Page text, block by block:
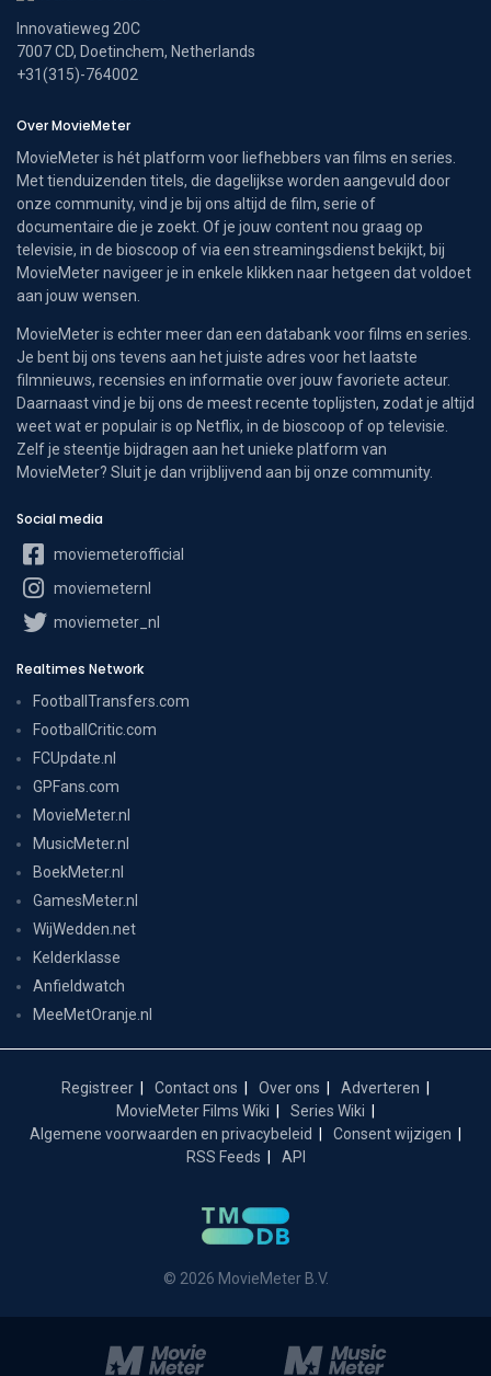
Innovatieweg 20C
7007 CD, Doetinchem, Netherlands
+31(315)-764002
Over MovieMeter
MovieMeter is hét platform voor liefhebbers van films en series.
Met tienduizenden titels, die dagelijkse worden aangevuld door
onze community, vind je bij ons altijd de film, serie of
documentaire die je zoekt. Of je jouw content nou graag op
televisie, in de bioscoop of via een streamingsdienst bekijkt, bij
MovieMeter navigeer je in enkele klikken naar hetgeen dat voldoet
aan jouw wensen.
MovieMeter is echter meer dan een databank voor films en series.
Je bent bij ons tevens aan het juiste adres voor het laatste
filmnieuws, recensies en informatie over jouw favoriete acteur.
Daarnaast vind je bij ons de meest recente toplijsten, zodat je altijd
weet wat er populair is op Netflix, in de bioscoop of op televisie.
Zelf je steentje bijdragen aan het unieke platform van
MovieMeter? Sluit je dan vrijblijvend aan bij onze community.
Social media
moviemeterofficial
moviemeternl
moviemeter_nl
Realtimes Network
FootballTransfers.com
FootballCritic.com
FCUpdate.nl
GPFans.com
MovieMeter.nl
MusicMeter.nl
BoekMeter.nl
GamesMeter.nl
WijWedden.net
Kelderklasse
Anfieldwatch
MeeMetOranje.nl
Registreer Contact ons Over ons
Adverteren
MovieMeter Films Wiki
Series Wiki
Algemene voorwaarden en privacybeleid
Consent wijzigen
RSS Feeds
API
© 2026 MovieMeter B.V.